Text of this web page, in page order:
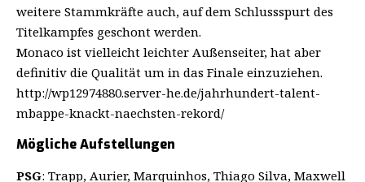
weitere Stammkräfte auch, auf dem Schlussspurt des
Titelkampfes geschont werden.
Monaco ist vielleicht leichter Außenseiter, hat aber
definitiv die Qualität um in das Finale einzuziehen.
http://wp12974880.server-he.de/jahrhundert-talent-
mbappe-knackt-naechsten-rekord/
Mögliche Aufstellungen
PSG: Trapp, Aurier, Marquinhos, Thiago Silva, Maxwell